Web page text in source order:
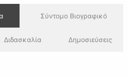
Σύντομο Βιογραφικό
Διδασκαλία Δημοσιεύσεις